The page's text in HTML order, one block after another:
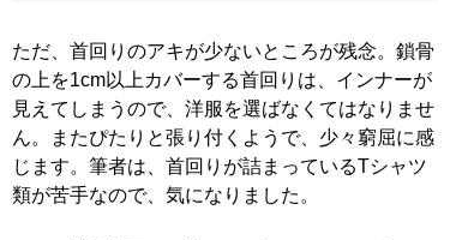
ただ、首回りのアキが少ないところが残念。鎖骨
の上を1cm以上カバーする首回りは、インナーが
見えてしまうので、洋服を選ばなくてはなりませ
ん。またぴたりと張り付くようで、少々窮屈に感
じます。筆者は、首回りが詰まっているTシャツ
類が苦手なので、気になりました。